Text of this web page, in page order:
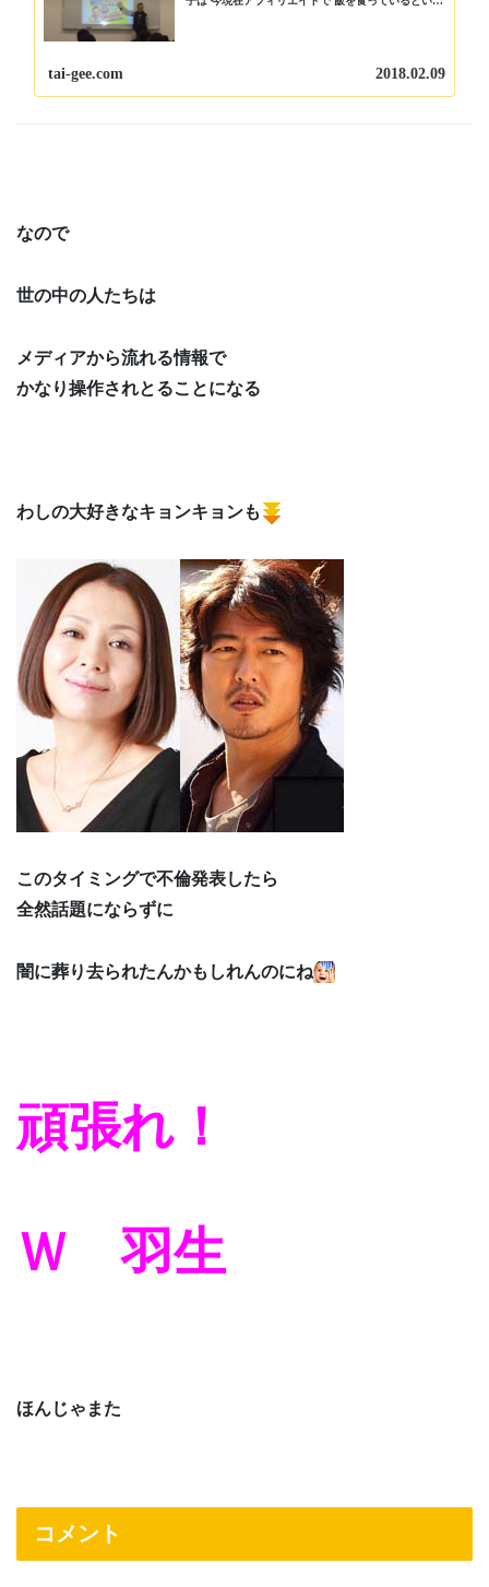
tai-gee.com 2018.02.09
なので
世の中の人たちは
メディアから流れる情報で
かなり操作されとることになる
わしの大好きなキョンキョンも
このタイミングで不倫発表したら
全然話題にならずに
闇に葬り去られたんかもしれんのにね
頑張れ！
Ｗ 羽生
ほんじゃまた
コメント